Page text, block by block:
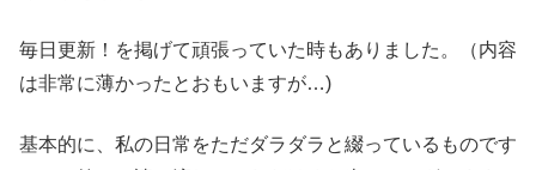
毎日更新！を掲げて頑張っていた時もありました。（内容
は非常に薄かったとおもいますが…)
基本的に、私の日常をただダラダラと綴っているものです